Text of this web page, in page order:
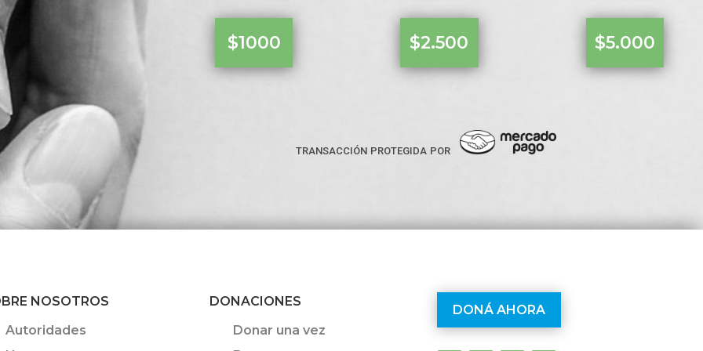
$1000 $2.500 $5.000
transacción protegida por
NOSOTROS
Autoridades
DONACIONES
Donar una vez
DONÁ AHORA